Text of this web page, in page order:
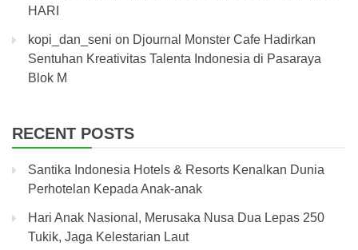
HARI
kopi_dan_seni on Djournal Monster Cafe Hadirkan
Sentuhan Kreativitas Talenta Indonesia di Pasaraya
Blok M
RECENT POSTS
Santika Indonesia Hotels & Resorts Kenalkan Dunia
Perhotelan Kepada Anak-anak
Hari Anak Nasional, Merusaka Nusa Dua Lepas 250
Tukik, Jaga Kelestarian Laut